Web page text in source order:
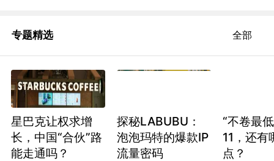
专题精选 全部
星巴克让权求增
长，中国“合伙”路
能走通吗？
探秘LABUBU：
泡泡玛特的爆款IP
流量密码
“不卷最
11，还有
点？